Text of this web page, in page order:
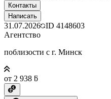
Контакты
Написать
31.07.2026 ID 4148603
Агентство
поблизости с г. Минск
от 2 938 ƃ